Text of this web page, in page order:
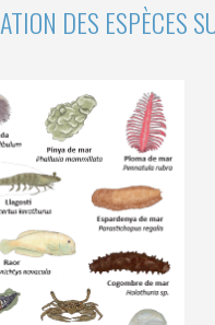
DES ESPÈCES